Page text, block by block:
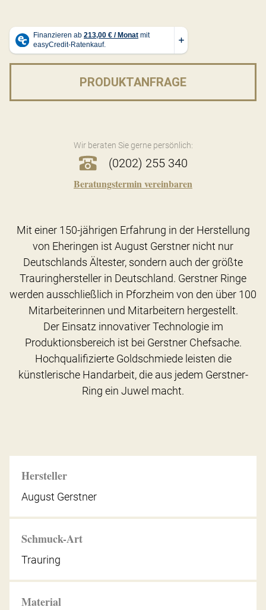
PRODUKTANFRAGE
Wir beraten Sie gerne persönlich:
(0202) 255 340
Beratungstermin vereinbaren
Hersteller
August Gerstner
Schmuck-Art
Trauring
Material
Mit einer 150-jährigen Erfahrung in der Herstellung
von Eheringen ist August Gerstner nicht nur
Deutschlands Ältester, sondern auch der größte
Trauringhersteller in Deutschland. Gerstner Ringe
werden ausschließlich in Pforzheim von den über 100
Mitarbeiterinnen und Mitarbeitern hergestellt.
Der Einsatz innovativer Technologie im
Produktionsbereich ist bei Gerstner Chefsache.
Hochqualifizierte Goldschmiede leisten die
künstlerische Handarbeit, die aus jedem Gerstner-
Ring ein Juwel macht.